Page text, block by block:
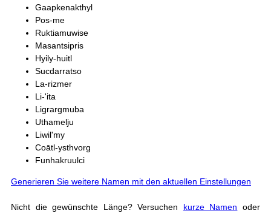
Gaapkenakthyl
Pos-me
Ruktiamuwise
Masantsipris
Hyily-huitl
Sucdarratso
La-rizmer
Li-'ita
Ligrargmuba
Uthamelju
Liwil'my
Coātl-ysthvorg
Funhakruulci
Generieren Sie weitere Namen mit den aktuellen Einstellungen
Nicht die gewünschte Länge? Versuchen kurze Namen oder